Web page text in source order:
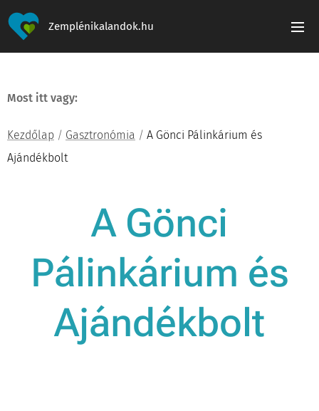
Zemplénikalandok.hu
Most itt vagy:
Kezdőlap / Gasztronómia / A Gönci Pálinkárium és
Ajándékbolt
A Gönci
Pálinkárium és
Ajándékbolt